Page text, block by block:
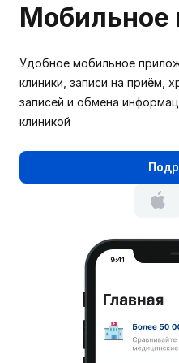
Мобильное
Удобное мобильное
клиники, записи на приём,
записей и обмена
клиникой